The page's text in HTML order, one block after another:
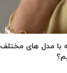
با مدل های مختلف